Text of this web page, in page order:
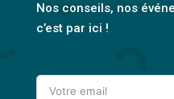
Nos conseils, nos
c’est par ici !